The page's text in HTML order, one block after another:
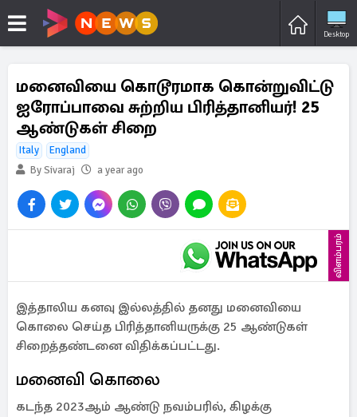
Desktop
மனைவியை கொடூரமாக கொன்றுவிட்டு
ஐரோப்பாவை சுற்றிய பிரித்தானியர்! 25
ஆண்டுகள் சிறை
Italy
England
By Sivaraj
a year ago
விளம்பரம்
இத்தாலிய கனவு இல்லத்தில் தனது மனைவியை
கொலை செய்த பிரித்தானியருக்கு 25 ஆண்டுகள்
சிறைத்தண்டனை விதிக்கப்பட்டது.
மனைவி கொலை
கடந்த 2023ஆம் ஆண்டு நவம்பரில், கிழக்கு